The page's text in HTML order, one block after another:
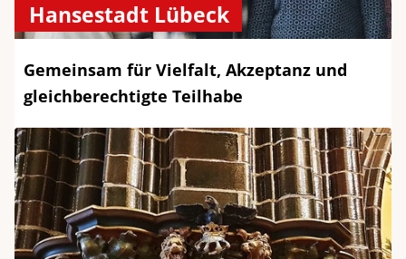
Hansestadt Lübeck
Gemeinsam für Vielfalt, Akzeptanz und
gleichberechtigte Teilhabe